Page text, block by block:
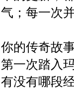
气；每一次
你的传奇故
第一次踏入
有没有哪段